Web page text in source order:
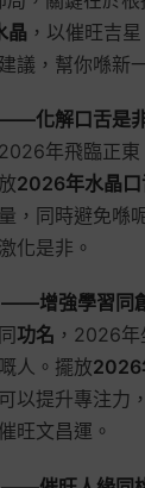
晶 ，以催旺吉
議，幫你喺新
——化解口舌是
2026年飛臨正
2026年水晶口
，同時避免喺
化是非。
——增強學習同
同功名 ，2026
人。擺放2026
以提升專注力
旺文昌運。